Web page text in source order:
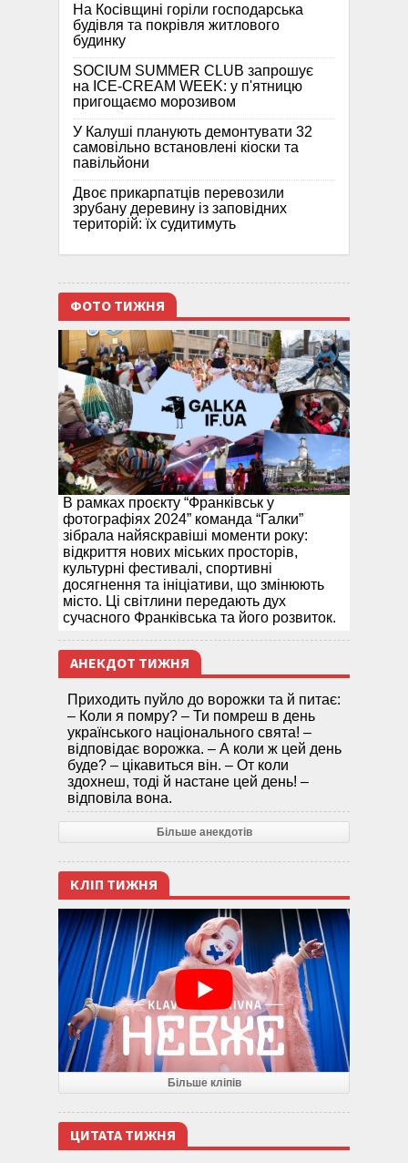
На Косівщині горіли господарська
будівля та покрівля житлового
будинку
SOCIUM SUMMER CLUB запрошує
на ICE-CREAM WEEK: у п'ятницю
пригощаємо морозивом
У Калуші планують демонтувати 32
самовільно встановлені кіоски та
павільйони
Двоє прикарпатців перевозили
зрубану деревину із заповідних
територій: їх судитимуть
ФОТО ТИЖНЯ
В рамках проєкту “Франківськ у
фотографіях 2024” команда “Галки”
зібрала найяскравіші моменти року:
відкриття нових міських просторів,
культурні фестивалі, спортивні
досягнення та ініціативи, що змінюють
місто. Ці світлини передають дух
сучасного Франківська та його розвиток.
АНЕКДОТ ТИЖНЯ
Приходить пуйло до ворожки та й питає:
– Коли я помру? – Ти помреш в день
українського національного свята! –
відповідає ворожка. – А коли ж цей день
буде? – цікавиться він. – От коли
здохнеш, тоді й настане цей день! –
відповіла вона.
Більше анекдотів
КЛІП ТИЖНЯ
Більше кліпів
ЦИТАТА ТИЖНЯ